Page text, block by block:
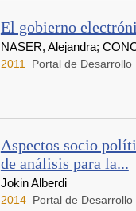
El gobierno
NASER, Alejandra;
2011 Portal de
Aspectos socio
de análisis para la...
Jokin Alberdi
2014 Portal de